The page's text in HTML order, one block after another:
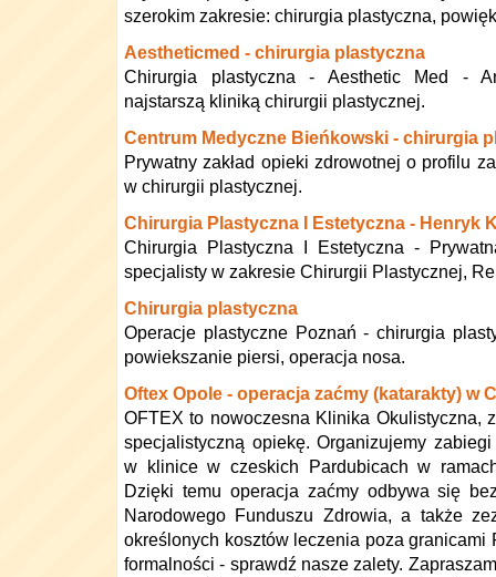
szerokim zakresie: chirurgia plastyczna,
Aestheticmed - chirurgia plastyczna
Chirurgia plastyczna - Aesthetic Med -
najstarszą kliniką chirurgii plastycznej.
Centrum Medyczne Bieńkowski - chirurgia
Prywatny zakład opieki zdrowotnej o profilu
w chirurgii plastycznej.
Chirurgia Plastyczna I Estetyczna - Henryk
Chirurgia Plastyczna I Estetyczna -
specjalisty w zakresie Chirurgii Plastycznej,
Chirurgia plastyczna
Operacje plastyczne Poznań - chirurgia
powiekszanie piersi, operacja nosa.
Oftex Opole - operacja zaćmy (katarakty) w
OFTEX to nowoczesna Klinika Okulistyczna,
specjalistyczną opiekę. Organizujemy
w klinice w czeskich Pardubicach w
Dzięki temu operacja zaćmy odbywa się
Narodowego Funduszu Zdrowia, a także
określonych kosztów leczenia poza
formalności - sprawdź nasze zalety.